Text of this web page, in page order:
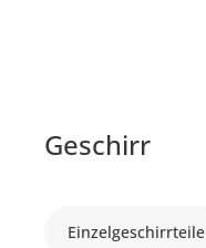
Geschirr
Einzelgeschirrteile